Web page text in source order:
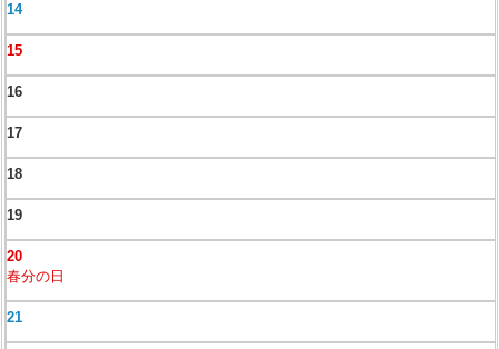
14
15
16
17
18
19
20
春分の日
21